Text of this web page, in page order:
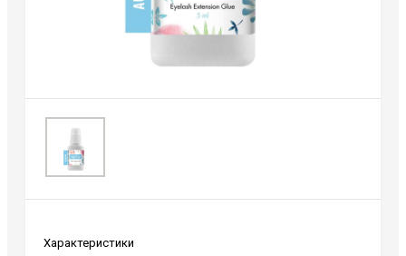
Характеристики